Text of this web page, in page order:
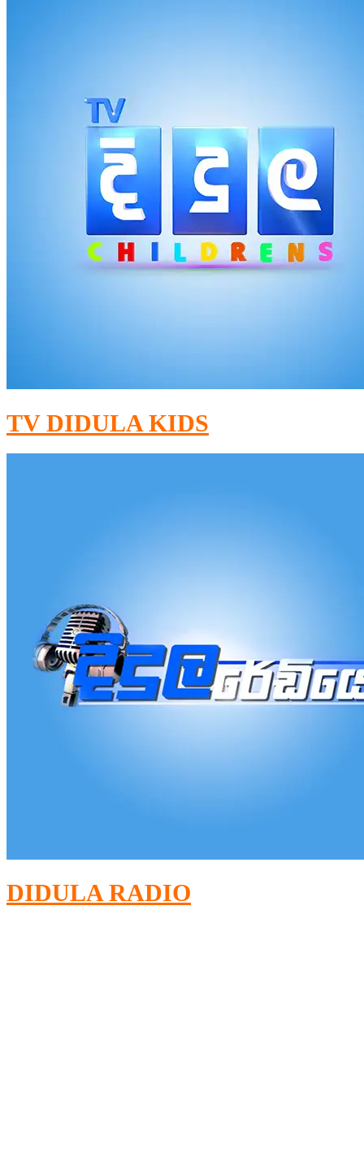
TV DIDULA KIDS
DIDULA RADIO